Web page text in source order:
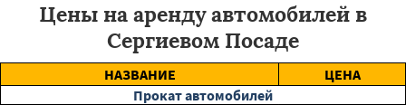
Цены на аренду автомобилей в
Сергиевом Посаде
НАЗВАНИЕ
ЦЕНА
Прокат автомобилей